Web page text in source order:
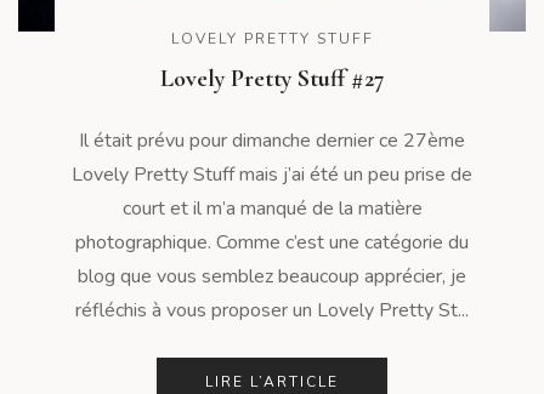
LOVELY PRETTY STUFF
Lovely Pretty Stuff #27
Il était prévu pour dimanche dernier ce 27ème
Lovely Pretty Stuff mais j’ai été un peu prise de
court et il m’a manqué de la matière
photographique. Comme c’est une catégorie du
blog que vous semblez beaucoup apprécier, je
réfléchis à vous proposer un Lovely Pretty St...
LIRE L’ARTICLE